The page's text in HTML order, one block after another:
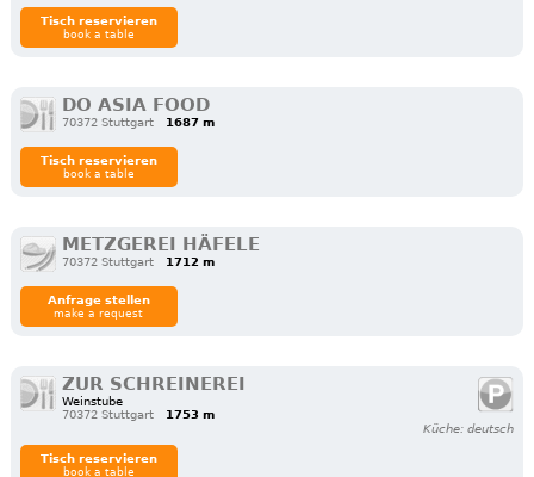
Tisch reservieren
book a table
DO ASIA FOOD
70372 Stuttgart 1687 m
Tisch reservieren
book a table
METZGEREI HÄFELE
70372 Stuttgart 1712 m
Anfrage stellen
make a request
ZUR SCHREINEREI
Weinstube
70372 Stuttgart
1753 m
Küche: deutsch
Tisch reservieren
book a table